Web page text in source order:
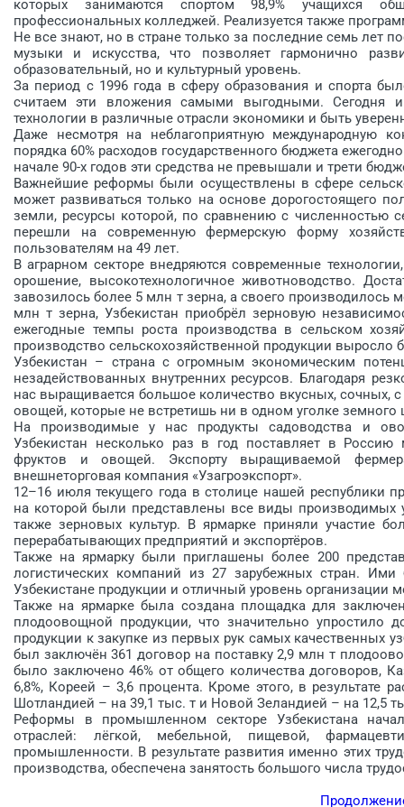
которых занимаются спортом 98,9% учащихся
профессиональных колледжей. Реализуется также
Не все знают, но в стране только за последние семь лет
музыки и искусства, что позволяет гармонично
образовательный, но и культурный уровень.
За период с 1996 года в сферу образования и спорта
считаем эти вложения самыми выгодными. Сегодня
технологии в различные отрасли экономики и быть
Даже несмотря на неблагоприятную международную
порядка 60% расходов государственного бюджета
начале 90-х годов эти средства не превышали и трети
Важнейшие реформы были осуществлены в сфере
может развиваться только на основе дорогостоящего
земли, ресурсы которой, по сравнению с численностью
перешли на современную фермерскую форму
пользователям на 49 лет.
В аграрном секторе внедряются современные
орошение, высокотехнологичное животноводство.
завозилось более 5 млн т зерна, а своего производилось
млн т зерна, Узбекистан приобрёл зерновую
ежегодные темпы роста производства в сельском
производство сельскохозяйственной продукции выросло
Узбекистан – страна с огромным экономическим
незадействованных внутренних ресурсов. Благодаря
нас выращивается большое количество вкусных, сочных,
овощей, которые не встретишь ни в одном уголке земного
На производимые у нас продукты садоводства и
Узбекистан несколько раз в год поставляет в
фруктов и овощей. Экспорту выращиваемой
внешнеторговая компания «Узагроэкспорт».
12–16 июля текущего года в столице нашей республики
на которой были представлены все виды производимых
также зерновых культур. В ярмарке приняли участие
перерабатывающих предприятий и экспортёров.
Также на ярмарку были приглашены более 200
логистических компаний из 27 зарубежных стран.
Узбекистане продукции и отличный уровень организации
Также на ярмарке была создана площадка для
плодоовощной продукции, что значительно упростило
продукции к закупке из первых рук самых качественных
был заключён 361 договор на поставку 2,9 млн т
было заключено 46% от общего количества договоров,
6,8%, Кореей – 3,6 процента. Кроме этого, в результате
Шотландией – на 39,1 тыс. т и Новой Зеландией – на 12,5
Реформы в промышленном секторе Узбекистана
отраслей: лёгкой, мебельной, пищевой,
промышленности. В результате развития именно этих
производства, обеспечена занятость большого числа